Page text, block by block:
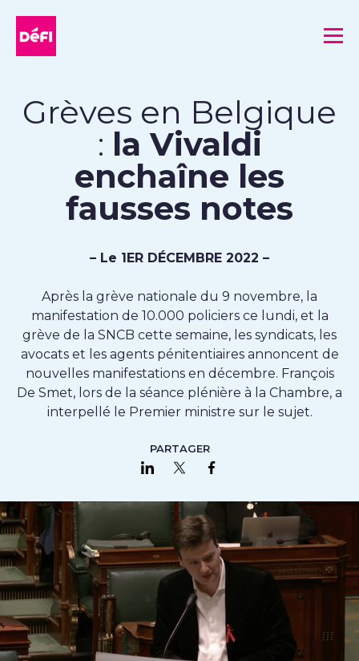
Grèves en Belgique
: la Vivaldi
enchaîne les
fausses notes
– Le 1ER DÉCEMBRE 2022 –
Après la grève nationale du 9 novembre, la
manifestation de 10.000 policiers ce lundi, et la
grève de la SNCB cette semaine, les syndicats, les
avocats et les agents pénitentiaires annoncent de
nouvelles manifestations en décembre. François
De Smet, lors de la séance plénière à la Chambre, a
interpellé le Premier ministre sur le sujet.
PARTAGER
Partager sur LinkedIn
Partager sur Twitter